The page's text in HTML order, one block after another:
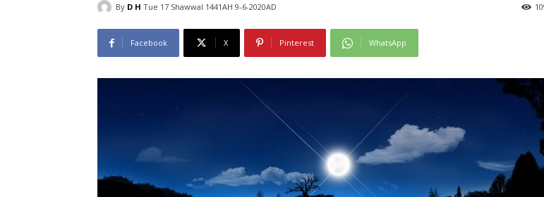
N
A
By D H Tue 17 Shawwal 1441AH 9-6-2020AD
Facebook X Pinterest WhatsApp